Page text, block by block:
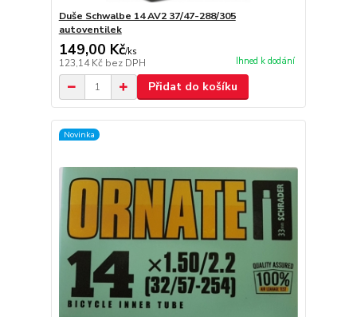
Duše Schwalbe 14 AV2 37/47-288/305
autoventilek
149,00 Kč/ks
123,14 Kč bez DPH Ihned k dodání
Přidat do košíku
Novinka